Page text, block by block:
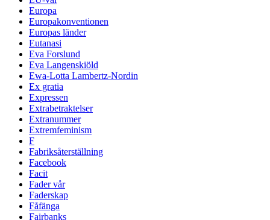
Europa
Europakonventionen
Europas länder
Eutanasi
Eva Forslund
Eva Langenskiöld
Ewa-Lotta Lambertz-Nordin
Ex gratia
Expressen
Extrabetraktelser
Extranummer
Extremfeminism
F
Fabriksåterställning
Facebook
Facit
Fader vår
Faderskap
Fåfänga
Fairbanks